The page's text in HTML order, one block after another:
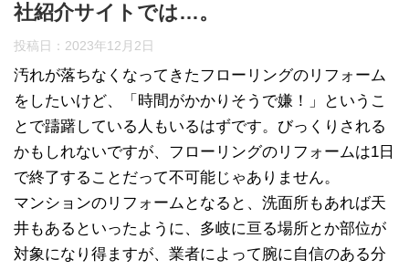
社紹介サイトでは…。
投稿日： 2023年12月2日
汚れが落ちなくなってきたフローリングのリフォーム
をしたいけど、「時間がかかりそうで嫌！」というこ
とで躊躇している人もいるはずです。びっくりされる
かもしれないですが、フローリングのリフォームは1日
で終了することだって不可能じゃありません。
マンションのリフォームとなると、洗面所もあれば天
井もあるといったように、多岐に亘る場所とか部位が
対象になり得ますが、業者によって腕に自信のある分